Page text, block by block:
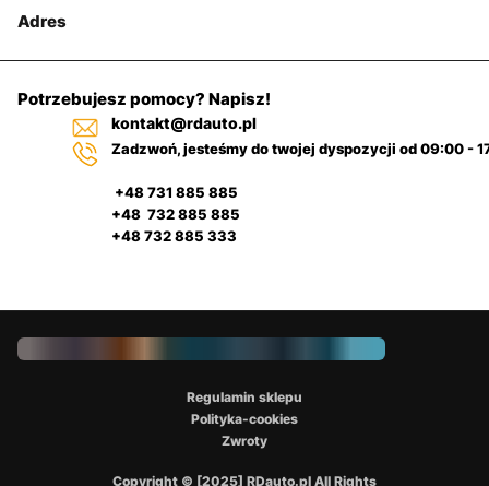
Adres
Potrzebujesz pomocy? Napisz!
kontakt@rdauto.pl
Zadzwoń, jesteśmy do twojej dyspozycji od 09:00 -
+48 731 885 885
+48 732 885 885
+48 732 885 333
Copyright © [2025] RDauto.pl All Rights
Regulamin sklepu
Polityka-cookies
Zwroty